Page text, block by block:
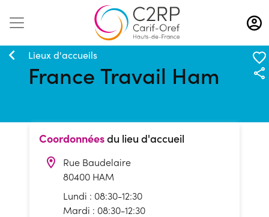
Aller
au
contenu
Lieux d'accueils
France Travail Ham
Coordonnéesdu lieu d'accueil
Rue Baudelaire
80400 HAM
Lundi : 08:30-12:30
Mardi : 08:30-12:30